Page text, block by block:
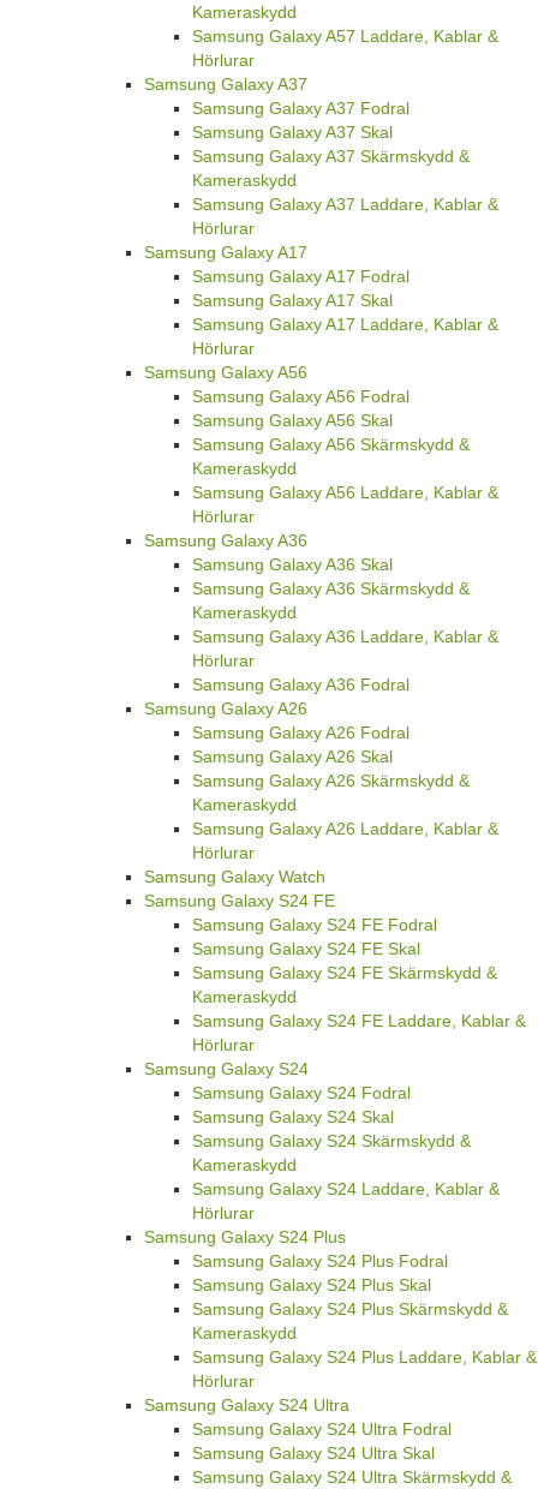
Kameraskydd
Samsung Galaxy A57 Laddare, Kablar &
Hörlurar
Samsung Galaxy A37
Samsung Galaxy A37 Fodral
Samsung Galaxy A37 Skal
Samsung Galaxy A37 Skärmskydd &
Kameraskydd
Samsung Galaxy A37 Laddare, Kablar &
Hörlurar
Samsung Galaxy A17
Samsung Galaxy A17 Fodral
Samsung Galaxy A17 Skal
Samsung Galaxy A17 Laddare, Kablar &
Hörlurar
Samsung Galaxy A56
Samsung Galaxy A56 Fodral
Samsung Galaxy A56 Skal
Samsung Galaxy A56 Skärmskydd &
Kameraskydd
Samsung Galaxy A56 Laddare, Kablar &
Hörlurar
Samsung Galaxy A36
Samsung Galaxy A36 Skal
Samsung Galaxy A36 Skärmskydd &
Kameraskydd
Samsung Galaxy A36 Laddare, Kablar &
Hörlurar
Samsung Galaxy A36 Fodral
Samsung Galaxy A26
Samsung Galaxy A26 Fodral
Samsung Galaxy A26 Skal
Samsung Galaxy A26 Skärmskydd &
Kameraskydd
Samsung Galaxy A26 Laddare, Kablar &
Hörlurar
Samsung Galaxy Watch
Samsung Galaxy S24 FE
Samsung Galaxy S24 FE Fodral
Samsung Galaxy S24 FE Skal
Samsung Galaxy S24 FE Skärmskydd &
Kameraskydd
Samsung Galaxy S24 FE Laddare, Kablar &
Hörlurar
Samsung Galaxy S24
Samsung Galaxy S24 Fodral
Samsung Galaxy S24 Skal
Samsung Galaxy S24 Skärmskydd &
Kameraskydd
Samsung Galaxy S24 Laddare, Kablar &
Hörlurar
Samsung Galaxy S24 Plus
Samsung Galaxy S24 Plus Fodral
Samsung Galaxy S24 Plus Skal
Samsung Galaxy S24 Plus Skärmskydd &
Kameraskydd
Samsung Galaxy S24 Plus Laddare, Kablar &
Hörlurar
Samsung Galaxy S24 Ultra
Samsung Galaxy S24 Ultra Fodral
Samsung Galaxy S24 Ultra Skal
Samsung Galaxy S24 Ultra Skärmskydd &